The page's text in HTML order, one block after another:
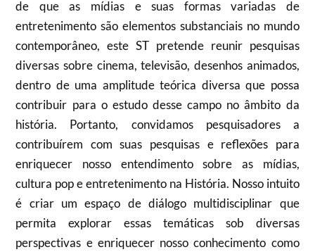
de que as mídias e suas formas variadas de
entretenimento são elementos substanciais no mundo
contemporâneo, este ST pretende reunir pesquisas
diversas sobre cinema, televisão, desenhos animados,
dentro de uma amplitude teórica diversa que possa
contribuir para o estudo desse campo no âmbito da
história. Portanto, convidamos pesquisadores a
contribuírem com suas pesquisas e reflexões para
enriquecer nosso entendimento sobre as mídias,
cultura pop e entretenimento na História. Nosso intuito
é criar um espaço de diálogo multidisciplinar que
permita explorar essas temáticas sob diversas
perspectivas e enriquecer nosso conhecimento como